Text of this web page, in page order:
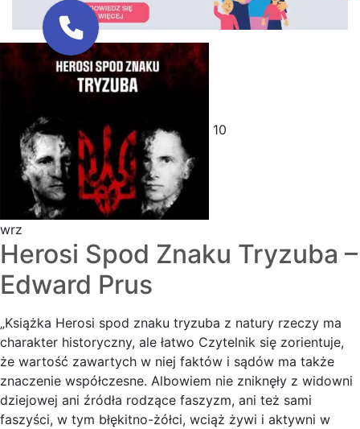
10
wrz
Herosi Spod Znaku Tryzuba –
Edward Prus
„Książka Herosi spod znaku tryzuba z natury rzeczy ma
charakter historyczny, ale łatwo Czytelnik się zorientuje,
że wartość zawartych w niej faktów i sądów ma także
znaczenie współczesne. Albowiem nie zniknęły z widowni
dziejowej ani źródła rodzące faszyzm, ani też sami
faszyści, w tym błękitno-żółci, wciąż żywi i aktywni w